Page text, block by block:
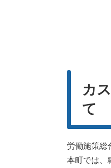
カ
て
労働施策総
本町では、